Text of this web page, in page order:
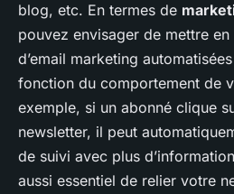
blog, etc. En termes de
pouvez envisager de mettre
d’email marketing
fonction du comportement de
exemple, si un abonné clique
newsletter, il peut
de suivi avec plus
aussi essentiel de relier votre